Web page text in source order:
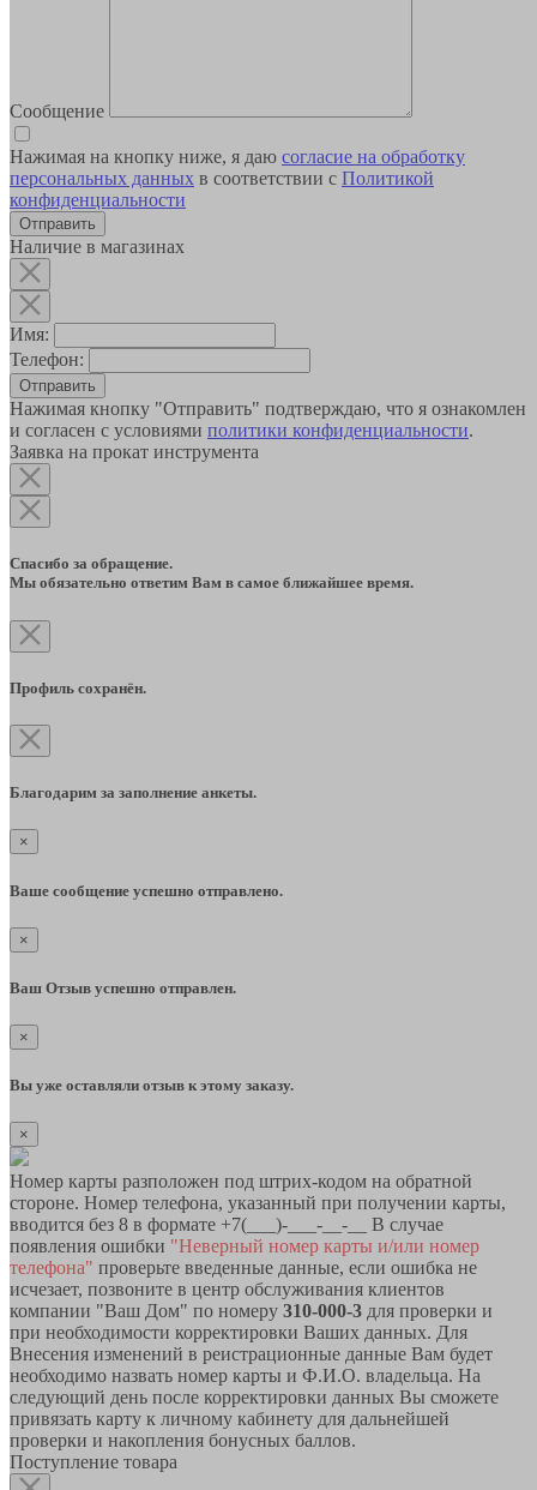
Сообщение
Нажимая на кнопку ниже, я даю согласие на обработку
персональных данных в соответствии с Политикой
конфиденциальности
Наличие в магазинах
Имя:
Телефон:
Отправить
Нажимая кнопку "Отправить" подтверждаю, что я ознакомлен
и согласен с условиями политики конфиденциальности.
Заявка на прокат инструмента
Спасибо за обращение.
Мы обязательно ответим Вам в самое ближайшее время.
Профиль сохранён.
Благодарим за заполнение анкеты.
×
Ваше сообщение успешно отправлено.
×
Ваш Отзыв успешно отправлен.
×
Вы уже оставляли отзыв к этому заказу.
×
Номер карты разположен под штрих-кодом на обратной
стороне. Номер телефона, указанный при получении карты,
вводится без 8 в формате +7(___)-___-__-__ В случае
появления ошибки "Неверный номер карты и/или номер
телефона" проверьте введенные данные, если ошибка не
исчезает, позвоните в центр обслуживания клиентов
компании "Ваш Дом" по номеру 310-000-3 для проверки и
при необходимости корректировки Ваших данных. Для
Внесения изменений в реистрационные данные Вам будет
необходимо назвать номер карты и Ф.И.О. владельца. На
следующий день после корректировки данных Вы сможете
привязать карту к личному кабинету для дальнейшей
проверки и накопления бонусных баллов.
Поступление товара